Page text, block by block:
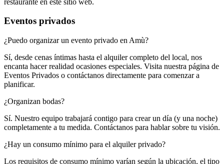
Eventos privados​​​​‌ ‍ ​‍​‍‌‍ ‌ ​‍‌‍‍‌‌‍‌ ‌‍‍‌‌‍ ‍​‍​‍​ ‍‍​‍​‍‌ ​ ‌‍​‌‌‍ ‍‌‍‍‌‌ ‌​‌ ‍‌​‍ ‍‌‍‍‌‌‍ ​‍​‍​‍ ​​‍​‍‌‍‍​‌ ​‍‌‍‌‌‌‍‌‍​‍​‍​ ‍‍​‍​‍‌‍‍​‌ ‌​‌ ‌​‌ ​​‌ ​ ​ ‍‍​‍ ​‍ ‌‍ ​​‍ ‌‌‍​‌‌‍ ‍‌‍‌​​‍ ‌‌ ​‍​‍ ‌‌‍‍​‌‍ ‌ ‌​‌‍‌‌‌‍ ​‌ ​ ​‍ ‌‌ ​ ‌ ‌​‌ ‌‌‌‍‌​‌‍‍‌‌‍ ​‍ ‍‌ ‌‍‌‍‌‌‌ ​‍‌‍​ ‌‍‌‌‌‍ ​​‍ ‍‌‍​‌‌ ​​‌ ​​​‍ ‌‍‍‌‌‍ ‍‌ ‌​‌‍‌‌‌‍ ‍‌ ‌​​‍ ‌‍‌‌‌‍‌​‌‍‍‌‌ ‌​​‍ ‌‍ ‌‌‍ ‌‍‌​‌‍‌‌​ ‌‌ ​​‌ ​‍‌‍‌‌‌ ​ ‌‍‌‌‌‍ ‍‌ ‌​‌‍​‌‌ ‌​‌‍‍‌‌‍ ‌‍ ‍​ ‍ ‌‍‍‌‌‍‌​​ ‌‌‍‌​​ ‌‌‌‍‌‌​ ‌ ​ ‌‌​ ​ ​ ‍‌​ ​ ​‍ ‌​ ​ ​ ‍‌‌‍‌​‌‍​‌​‍ ‌​ ‌​‌‍​ ​ ​‍​ ‌​​‍ ‌‌‍​‍​ ‌​‌‍‌‍​ ​ ​‍ ‌‌‍‌‌​ ‌ ​ ​​‌‍​ ‌‍​‌​ ‌ ​ ‍‌​ ​​​ ‌​​ ​​​ ‍​‌‍‌​​ ‍ ‌ ‌​‌ ‍‌‌ ​​‌‍‌‌​ ‌‌‍‍​‌‍ ‌ ‌​‌‍‌‌‌‍ ​‌‌​ ‌‍‍‌‌ ‌​‌‍‌‌‌‌​​‌‍​‌‌‍‌ ‌‍‌‌​ ‍ ‌ ​​‌‍​‌‌ ‌​‌‍‍​​ ‌‌ ​​‌‍​‌‌‍‌ ‌‍‌‌‌​​‍‌ ‌‌‌‍‍‌‌‍ ​‌‍‌​‌‍‌‌‌ ​‍​‍‌‌​ ‌‌‌​​‍‌‌ ‌‍‍ ‌‍‌‌‌ ‍‌​‍‌‌​ ​ ‌​‌​​‍‌‌​ ​ ‌​‌​​‍‌‌​ ​‍​ ​‍‌‍​‌​ ‌‌​ ​​‌‍‌‍‌‍‌​‌‍​ ​ ‍​‌‍‌‌​ ‌‍​ ‌​​ ‌​​ ​‍​‍‌‌​ ​‍​ ​‍​‍‌‌​ ‌‌‌​‌​​‍ ‍‌‍‌‍‌‍​‌‌ ​‌‌‌​ ‌‍‌‌‌‍​ ‌ ‌​‌‍‍‌‌‍ ‌‍ ‍‌ ​ ​‍‌‌​ ‌‌‌​​‍‌‌ ‌‍‍ ‌‍‌‌‌ ‍‌​‍‌‌​ ​ ‌​‌​​‍‌‌​ ​ ‌​‌​​‍‌‌​ ​‍​ ​‍​ ‌‌‌‍‌‍​ ‍​​ ‍‌‌‍‌‍‌‍‌‍‌‍‌‍‌‍​ ‌‍‌‌​ ​​​ ​‍‌‍​‌​‍‌‌​ ​‍​ ​‍​‍‌‌​ ‌‌‌​‌​​‍ ‍‌ ​ ‌‍‌‌‌‍​ ‌ ‌​‌‍‍‌‌‍ ‌‍ ‍‌‌‌​‌‍‍‌‌ ‌​‌‍ ​‌‍‌‌​ ‌‍​‍‌‍​‌‌ ​ ‌‍‌‌‌‌‌‌‌ ​‍‌‍ ​​ ‌‌‍‍​‌ ‌​‌ ‌​‌ ​​‌ ​ ​‍‌‌​ ​ ‌​​‌​‍‌‌​ ​‍‌​‌‍​‍‌‌​ ​‍‌​‌‍‌‍ ​​‍ ‌‌‍​‌‌‍ ‍‌‍‌​​‍ ‌‌ ​‍​‍ ‌‌‍‍​‌‍ ‌ ‌​‌‍‌‌‌‍ ​‌ ​ ​‍ ‌‌ ​ ‌ ‌​‌ ‌‌‌‍‌​‌‍‍‌‌‍ ​‍ ‍‌ ‌‍‌‍‌‌‌ ​‍‌‍​ ‌‍‌‌‌‍ ​​‍ ‍‌‍​‌‌ ​​‌ ​​​‍‌‍‌‍‍‌‌‍‌​​ ‌‌‍‌​​ ‌‌‌‍‌‌​ ‌ ​ ‌‌​ ​ ​ ‍‌​ ​ ​‍ ‌​ ​ ​ ‍‌‌‍‌​‌‍​‌​‍ ‌​ ‌​‌‍​ ​ ​‍​ ‌​​‍ ‌‌‍​‍​ ‌​‌‍‌‍​ ​ ​‍ ‌‌‍‌‌​ ‌ ​ ​​‌‍​ ‌‍​‌​ ‌ ​ ‍‌​ ​​​ ‌​​ ​​​ ‍​‌‍‌​​‍‌‍‌ ‌​‌ ‍‌‌ ​​‌‍‌‌​ ‌‌‍‍​‌‍ ‌ ‌​‌‍‌‌‌‍ ​‌‌​ ‌‍‍‌‌ ‌​‌‍‌‌‌‌​​‌‍​‌‌‍‌ ‌‍‌‌​‍‌‍‌ ​​‌‍​‌‌ ‌​‌‍‍​​ ‌‌ ​​‌‍​‌‌‍‌ ‌‍‌‌‌​​‍‌ ‌‌‌‍‍‌‌‍ ​‌‍‌​‌‍‌‌‌ ​‍​‍‌‌​ ‌‌‌​​‍‌‌ ‌‍‍ ‌‍‌‌‌ ‍‌​‍‌‌​ ​ ‌​‌​​‍‌‌​ ​ ‌​‌​​‍‌‌​ ​‍​ ​‍‌‍​‌​ ‌‌​ ​​‌‍‌‍‌‍‌​‌‍​ ​ ‍​‌‍‌‌​ ‌‍​ ‌​​ ‌​​ ​‍​‍‌‌​ ​‍​ ​‍​‍‌‌​ ‌‌‌​‌​​‍ ‍‌‍‌‍‌‍​‌‌ ​‌‌‌​ ‌‍‌‌‌‍​ ‌ ‌​‌‍‍‌‌‍ ‌‍ ‍‌ ​ ​‍‌‌​ ‌‌‌​​‍‌‌ ‌‍‍ ‌‍‌‌‌ ‍‌​‍‌‌​ ​ ‌​‌​​‍‌‌​ ​ ‌​‌​​‍‌‌​ ​‍​ ​‍​ ‌‌‌‍‌‍​ ‍​​ ‍‌‌‍‌‍‌‍‌‍‌‍‌‍‌‍​ ‌‍‌‌​ ​​​ ​‍‌‍​‌​‍‌‌​ ​‍​ ​‍​‍‌‌​ ‌‌‌​‌​​‍ ‍‌ ​ ‌‍‌‌‌‍​ ‌ ‌​‌‍‍‌‌‍ ‌‍ ‍‌‌‌​‌‍‍‌‌ ‌​‌‍ ​‌‍‌‌​‍‌‍‌ ​​‌‍‌‌‌ ​‍‌ ​ ‌ ​​‌‍‌‌‌‍​ ‌ ‌​‌‍‍‌‌ ‌‍‌‍‌‌​ ‌‌ ​​‌ ‌‌‌‍​‍‌‍ ​‌‍‍‌‌ ​ ‌‍‍​‌‍‌‌‌‍‌​​‍​‍‌ ‌
¿Puedo organizar un evento privado en Amù?​​​​‌ ‍ ​‍​‍‌‍ ‌ ​‍‌‍‍‌‌‍‌ ‌‍‍‌‌‍ ‍​‍​‍​ ‍‍​‍​‍‌ ​ ‌‍​‌‌‍ ‍‌‍‍‌‌ ‌​‌ ‍‌​‍ ‍‌‍‍‌‌‍ ​‍​‍​‍ ​​‍​‍‌‍‍​‌ ​‍‌‍‌‌‌‍‌‍​‍​‍​ ‍‍​‍​‍‌‍‍​‌ ‌​‌ ‌​‌ ​​‌ ​ ​ ‍‍​‍ ​‍ ‌‍ ​​‍ ‌‌‍​‌‌‍ ‍‌‍‌​​‍ ‌‌ ​‍​‍ ‌‌‍‍​‌‍ ‌ ‌​‌‍‌‌‌‍ ​‌ ​ ​‍ ‌‌ ​ ‌ ‌​‌ ‌‌‌‍‌​‌‍‍‌‌‍ ​‍ ‍‌ ‌‍‌‍‌‌‌ ​‍‌‍​ ‌‍‌‌‌‍ ​​‍ ‍‌‍​‌‌ ​​‌ ​​​‍ ‌‍‍‌‌‍ ‍‌ ‌​‌‍‌‌‌‍ ‍‌ ‌​​‍ ‌‍‌‌‌‍‌​‌‍‍‌‌ ‌​​‍ ‌‍ ‌‌‍ ‌‍‌​‌‍‌‌​ ‌‌ ​​‌ ​‍‌‍‌‌‌ ​ ‌‍‌‌‌‍ ‍‌ ‌​‌‍​‌‌ ‌​‌‍‍‌‌‍ ‌‍ ‍​ ‍ ‌‍‍‌‌‍‌​​ ‌‌‍​‍​ ​​​ ​‍‌‍​‍‌‍​‌​ ‌ ​ ‌​​ ​​​‍ ‌‌‍​ ‌‍​ ​ ​​​ ‌‍​‍ ‌​ ‌​​ ‍​​ ​‍​ ‌​​‍ ‌​ ‍​​ ‌‌‌‍​ ‌‍​‍​‍ ‌​ ​​​ ​‌‌‍‌‍‌‍‌​‌‍​‌‌‍​‍​ ​​​ ‍‌​ ‌‌​ ‌​‌‍​‌​ ‌‌​ ‍ ‌ ‌​‌ ‍‌‌ ​​‌‍‌‌​ ‌‌‍‍​‌‍ ‌ ‌​‌‍‌‌‌‍ ​‌​‌‍‌‍​‌‌ ​‌​ ‍ ‌ ​​‌‍​‌‌ ‌​‌‍‍​​ ‌‌ ​‌‌ ‌‌‌‍‌‌‌ ​ ‌ ‌​‌‍‍‌‌‍ ‌‍ ‍​ ‌‍​‍‌‍​‌‌ ​ ‌‍‌‌‌‌‌‌‌ ​‍‌‍ ​​ ‌‌‍‍​‌ ‌​‌ ‌​‌ ​​‌ ​ ​‍‌‌​ ​ ‌​​‌​‍‌‌​ ​‍‌​‌‍​‍‌‌​ ​‍‌​‌‍‌‍ ​​‍ ‌‌‍​‌‌‍ ‍‌‍‌​​‍ ‌‌ ​‍​‍ ‌‌‍‍​‌‍ ‌ ‌​‌‍‌‌‌‍ ​‌ ​ ​‍ ‌‌ ​ ‌ ‌​‌ ‌‌‌‍‌​‌‍‍‌‌‍ ​‍ ‍‌ ‌‍‌‍‌‌‌ ​‍‌‍​ ‌‍‌‌‌‍ ​​‍ ‍‌‍​‌‌ ​​‌ ​​​‍‌‍‌‍‍‌‌‍‌​​ ‌‌‍​‍​ ​​​ ​‍‌‍​‍‌‍​‌​ ‌ ​ ‌​​ ​​​‍ ‌‌‍​ ‌‍​ ​ ​​​ ‌‍​‍ ‌​ ‌​​ ‍​​ ​‍​ ‌​​‍ ‌​ ‍​​ ‌‌‌‍​ ‌‍​‍​‍ ‌​ ​​​ ​‌‌‍‌‍‌‍‌​‌‍​‌‌‍​‍​ ​​​ ‍‌​ ‌‌​ ‌​‌‍​‌​ ‌‌​‍‌‍‌ ‌​‌ ‍‌‌ ​​‌‍‌‌​ ‌‌‍‍​‌‍ ‌ ‌​‌‍‌‌‌‍ ​‌​‌‍‌‍​‌‌ ​‌​‍‌‍‌ ​​‌‍​‌‌ ‌​‌‍‍​​ ‌‌ ​‌‌ ‌‌‌‍‌‌‌ ​ ‌ ‌​‌‍‍‌‌‍ ‌‍ ‍​‍‌‍‌ ​​‌‍‌‌‌ ​‍‌ ​ ‌ ​​‌‍‌‌‌‍​ ‌ ‌​‌‍‍‌‌ ‌‍‌‍‌‌​ ‌‌ ​​‌ ‌‌‌‍​‍‌‍ ​‌‍‍‌‌ ​ ‌‍‍​‌‍‌‌‌‍‌​​‍​‍‌ ‌
Sí, desde cenas íntimas hasta el alquiler completo del local, nos
encanta hacer realidad ocasiones especiales. Visita nuestra página de
Eventos Privados o contáctanos directamente para comenzar a
planificar.​​​​‌ ‍ ​‍​‍‌‍ ‌ ​‍‌‍‍‌‌‍‌ ‌‍‍‌‌‍ ‍​‍​‍​ ‍‍​‍​‍‌ ​ ‌‍​‌‌‍ ‍‌‍‍‌‌ ‌​‌ ‍‌​‍ ‍‌‍‍‌‌‍ ​‍​‍​‍ ​​‍​‍‌‍‍​‌ ​‍‌‍‌‌‌‍‌‍​‍​‍​ ‍‍​‍​‍‌‍‍​‌ ‌​‌ ‌​‌ ​​‌ ​ ​ ‍‍​‍ ​‍ ‌‍ ​​‍ ‌‌‍​‌‌‍ ‍‌‍‌​​‍ ‌‌ ​‍​‍ ‌‌‍‍​‌‍ ‌ ‌​‌‍‌‌‌‍ ​‌ ​ ​‍ ‌‌ ​ ‌ ‌​‌ ‌‌‌‍‌​‌‍‍‌‌‍ ​‍ ‍‌ ‌‍‌‍‌‌‌ ​‍‌‍​ ‌‍‌‌‌‍ ​​‍ ‍‌‍​‌‌ ​​‌ ​​​‍ ‌‍‍‌‌‍ ‍‌ ‌​‌‍‌‌‌‍ ‍‌ ‌​​‍ ‌‍‌‌‌‍‌​‌‍‍‌‌ ‌​​‍ ‌‍ ‌‌‍ ‌‍‌​‌‍‌‌​ ‌‌ ​​‌ ​‍‌‍‌‌‌ ​ ‌‍‌‌‌‍ ‍‌ ‌​‌‍​‌‌ ‌​‌‍‍‌‌‍ ‌‍ ‍​ ‍ ‌‍‍‌‌‍‌​​ ‌‌‍​‍​ ​​​ ​‍‌‍​‍‌‍​‌​ ‌ ​ ‌​​ ​​​‍ ‌‌‍​ ‌‍​ ​ ​​​ ‌‍​‍ ‌​ ‌​​ ‍​​ ​‍​ ‌​​‍ ‌​ ‍​​ ‌‌‌‍​ ‌‍​‍​‍ ‌​ ​​​ ​‌‌‍‌‍‌‍‌​‌‍​‌‌‍​‍​ ​​​ ‍‌​ ‌‌​ ‌​‌‍​‌​ ‌‌​ ‍ ‌ ‌​‌ ‍‌‌ ​​‌‍‌‌​ ‌‌‍‍​‌‍ ‌ ‌​‌‍‌‌‌‍ ​‌​‌‍‌‍​‌‌ ​‌​ ‍ ‌ ​​‌‍​‌‌ ‌​‌‍‍​​ ‌‌‍​‌‌‍ ‍‌ ​ ‌ ‌ ‌‍‌‌‌ ​‍​‍‌‌​ ‌‌‌​​‍‌‌ ‌‍‍ ‌‍‌‌‌ ‍‌​‍‌‌​ ​ ‌​‌​​‍‌‌​ ​ ‌​‌​​‍‌‌​ ​‍​ ​‍‌‍‌‍‌‍​‍​ ‌​​ ‌‌​ ‌‍‌‍​‍​ ​‌‌‍‌​​ ​‌​ ‌‍​ ​‌​ ​‌​‍‌‌​ ​‍​ ​‍​‍‌‌​ ‌‌‌​‌​​‍ ‍‌‍​ ‌‍‍​‌‍‍‌‌‍ ​‌‍‌​‌ ​‍‌‍‌‌‌‍ ‍​‍‌‌​ ‌‌‌​​‍‌‌ ‌‍‍ ‌‍‌‌‌ ‍‌​‍‌‌​ ​ ‌​‌​​‍‌‌​ ​ ‌​‌​​‍‌‌​ ​‍​ ​‍‌‍‌‌​ ‌ ​ ‌‌‌‍‌‌‌‍‌‍​ ‍​‌‍‌‌‌‍‌‍‌‍‌‌‌‍​‌​ ‌‌​ ​‍​‍‌‌​ ​‍​ ​‍​‍‌‌​ ‌‌‌​‌​​‍ ‍‌ ‌​‌‍‌‌‌ ‍​‌ ‌​​ ‌‍​‍‌‍​‌‌ ​ ‌‍‌‌‌‌‌‌‌ ​‍‌‍ ​​ ‌‌‍‍​‌ ‌​‌ ‌​‌ ​​‌ ​ ​‍‌‌​ ​ ‌​​‌​‍‌‌​ ​‍‌​‌‍​‍‌‌​ ​‍‌​‌‍‌‍ ​​‍ ‌‌‍​‌‌‍ ‍‌‍‌​​‍ ‌‌ ​‍​‍ ‌‌‍‍​‌‍ ‌ ‌​‌‍‌‌‌‍ ​‌ ​ ​‍ ‌‌ ​ ‌ ‌​‌ ‌‌‌‍‌​‌‍‍‌‌‍ ​‍ ‍‌ ‌‍‌‍‌‌‌ ​‍‌‍​ ‌‍‌‌‌‍ ​​‍ ‍‌‍​‌‌ ​​‌ ​​​‍‌‍‌‍‍‌‌‍‌​​ ‌‌‍​‍​ ​​​ ​‍‌‍​‍‌‍​‌​ ‌ ​ ‌​​ ​​​‍ ‌‌‍​ ‌‍​ ​ ​​​ ‌‍​‍ ‌​ ‌​​ ‍​​ ​‍​ ‌​​‍ ‌​ ‍​​ ‌‌‌‍​ ‌‍​‍​‍ ‌​ ​​​ ​‌‌‍‌‍‌‍‌​‌‍​‌‌‍​‍​ ​​​ ‍‌​ ‌‌​ ‌​‌‍​‌​ ‌‌​‍‌‍‌ ‌​‌ ‍‌‌ ​​‌‍‌‌​ ‌‌‍‍​‌‍ ‌ ‌​‌‍‌‌‌‍ ​‌​‌‍‌‍​‌‌ ​‌​‍‌‍‌ ​​‌‍​‌‌ ‌​‌‍‍​​ ‌‌‍​‌‌‍ ‍‌ ​ ‌ ‌ ‌‍‌‌‌ ​‍​‍‌‌​ ‌‌‌​​‍‌‌ ‌‍‍ ‌‍‌‌‌ ‍‌​‍‌‌​ ​ ‌​‌​​‍‌‌​ ​ ‌​‌​​‍‌‌​ ​‍​ ​‍‌‍‌‍‌‍​‍​ ‌​​ ‌‌​ ‌‍‌‍​‍​ ​‌‌‍‌​​ ​‌​ ‌‍​ ​‌​ ​‌​‍‌‌​ ​‍​ ​‍​‍‌‌​ ‌‌‌​‌​​‍ ‍‌‍​ ‌‍‍​‌‍‍‌‌‍ ​‌‍‌​‌ ​‍‌‍‌‌‌‍ ‍​‍‌‌​ ‌‌‌​​‍‌‌ ‌‍‍ ‌‍‌‌‌ ‍‌​‍‌‌​ ​ ‌​‌​​‍‌‌​ ​ ‌​‌​​‍‌‌​ ​‍​ ​‍‌‍‌‌​ ‌ ​ ‌‌‌‍‌‌‌‍‌‍​ ‍​‌‍‌‌‌‍‌‍‌‍‌‌‌‍​‌​ ‌‌​ ​‍​‍‌‌​ ​‍​ ​‍​‍‌‌​ ‌‌‌​‌​​‍ ‍‌ ‌​‌‍‌‌‌ ‍​‌ ‌​​‍‌‍‌ ​​‌‍‌‌‌ ​‍‌ ​ ‌ ​​‌‍‌‌‌‍​ ‌ ‌​‌‍‍‌‌ ‌‍‌‍‌‌​ ‌‌ ​​‌ ‌‌‌‍​‍‌‍ ​‌‍‍‌‌ ​ ‌‍‍​‌‍‌‌‌‍‌​​‍​‍‌ ‌
¿Organizan bodas?​​​​‌ ‍ ​‍​‍‌‍ ‌ ​‍‌‍‍‌‌‍‌ ‌‍‍‌‌‍ ‍​‍​‍​ ‍‍​‍​‍‌ ​ ‌‍​‌‌‍ ‍‌‍‍‌‌ ‌​‌ ‍‌​‍ ‍‌‍‍‌‌‍ ​‍​‍​‍ ​​‍​‍‌‍‍​‌ ​‍‌‍‌‌‌‍‌‍​‍​‍​ ‍‍​‍​‍‌‍‍​‌ ‌​‌ ‌​‌ ​​‌ ​ ​ ‍‍​‍ ​‍ ‌‍ ​​‍ ‌‌‍​‌‌‍ ‍‌‍‌​​‍ ‌‌ ​‍​‍ ‌‌‍‍​‌‍ ‌ ‌​‌‍‌‌‌‍ ​‌ ​ ​‍ ‌‌ ​ ‌ ‌​‌ ‌‌‌‍‌​‌‍‍‌‌‍ ​‍ ‍‌ ‌‍‌‍‌‌‌ ​‍‌‍​ ‌‍‌‌‌‍ ​​‍ ‍‌‍​‌‌ ​​‌ ​​​‍ ‌‍‍‌‌‍ ‍‌ ‌​‌‍‌‌‌‍ ‍‌ ‌​​‍ ‌‍‌‌‌‍‌​‌‍‍‌‌ ‌​​‍ ‌‍ ‌‌‍ ‌‍‌​‌‍‌‌​ ‌‌ ​​‌ ​‍‌‍‌‌‌ ​ ‌‍‌‌‌‍ ‍‌ ‌​‌‍​‌‌ ‌​‌‍‍‌‌‍ ‌‍ ‍​ ‍ ‌‍‍‌‌‍‌​​ ‌​ ‍​​ ​ ​ ‍​​ ‌​​ ​‍​ ‌ ​ ​ ‌‍‌​​‍ ‌‌‍​ ​ ‌‍​ ​​​ ‍​​‍ ‌​ ‌​‌‍‌‍​ ‌‍​ ​‍​‍ ‌‌‍​‍‌‍​‍​ ‌ ​ ​‍​‍ ‌​ ‍‌​ ‌‍​ ​​‌‍​‍‌‍​‌​ ‍‌​ ‍​​ ‌‌​ ​‌​ ​‍‌‍​‌​ ​​​ ‍ ‌ ‌​‌ ‍‌‌ ​​‌‍‌‌​ ‌‌‍‍​‌‍ ‌ ‌​‌‍‌‌‌‍ ​‌​‌‍‌‍​‌‌ ​‌​ ‍ ‌ ​​‌‍​‌‌ ‌​‌‍‍​​ ‌‌ ​‌‌ ‌‌‌‍‌‌‌ ​ ‌ ‌​‌‍‍‌‌‍ ‌‍ ‍​ ‌‍​‍‌‍​‌‌ ​ ‌‍‌‌‌‌‌‌‌ ​‍‌‍ ​​ ‌‌‍‍​‌ ‌​‌ ‌​‌ ​​‌ ​ ​‍‌‌​ ​ ‌​​‌​‍‌‌​ ​‍‌​‌‍​‍‌‌​ ​‍‌​‌‍‌‍ ​​‍ ‌‌‍​‌‌‍ ‍‌‍‌​​‍ ‌‌ ​‍​‍ ‌‌‍‍​‌‍ ‌ ‌​‌‍‌‌‌‍ ​‌ ​ ​‍ ‌‌ ​ ‌ ‌​‌ ‌‌‌‍‌​‌‍‍‌‌‍ ​‍ ‍‌ ‌‍‌‍‌‌‌ ​‍‌‍​ ‌‍‌‌‌‍ ​​‍ ‍‌‍​‌‌ ​​‌ ​​​‍‌‍‌‍‍‌‌‍‌​​ ‌​ ‍​​ ​ ​ ‍​​ ‌​​ ​‍​ ‌ ​ ​ ‌‍‌​​‍ ‌‌‍​ ​ ‌‍​ ​​​ ‍​​‍ ‌​ ‌​‌‍‌‍​ ‌‍​ ​‍​‍ ‌‌‍​‍‌‍​‍​ ‌ ​ ​‍​‍ ‌​ ‍‌​ ‌‍​ ​​‌‍​‍‌‍​‌​ ‍‌​ ‍​​ ‌‌​ ​‌​ ​‍‌‍​‌​ ​​​‍‌‍‌ ‌​‌ ‍‌‌ ​​‌‍‌‌​ ‌‌‍‍​‌‍ ‌ ‌​‌‍‌‌‌‍ ​‌​‌‍‌‍​‌‌ ​‌​‍‌‍‌ ​​‌‍​‌‌ ‌​‌‍‍​​ ‌‌ ​‌‌ ‌‌‌‍‌‌‌ ​ ‌ ‌​‌‍‍‌‌‍ ‌‍ ‍​‍‌‍‌ ​​‌‍‌‌‌ ​‍‌ ​ ‌ ​​‌‍‌‌‌‍​ ‌ ‌​‌‍‍‌‌ ‌‍‌‍‌‌​ ‌‌ ​​‌ ‌‌‌‍​‍‌‍ ​‌‍‍‌‌ ​ ‌‍‍​‌‍‌‌‌‍‌​​‍​‍‌ ‌
Sí. Nuestro equipo trabajará contigo para crear un día (y una noche)
completamente a tu medida. Contáctanos para hablar sobre tu visión.​​​​‌ ‍ ​‍​‍‌‍ ‌ ​‍‌‍‍‌‌‍‌ ‌‍‍‌‌‍ ‍​‍​‍​ ‍‍​‍​‍‌ ​ ‌‍​‌‌‍ ‍‌‍‍‌‌ ‌​‌ ‍‌​‍ ‍‌‍‍‌‌‍ ​‍​‍​‍ ​​‍​‍‌‍‍​‌ ​‍‌‍‌‌‌‍‌‍​‍​‍​ ‍‍​‍​‍‌‍‍​‌ ‌​‌ ‌​‌ ​​‌ ​ ​ ‍‍​‍ ​‍ ‌‍ ​​‍ ‌‌‍​‌‌‍ ‍‌‍‌​​‍ ‌‌ ​‍​‍ ‌‌‍‍​‌‍ ‌ ‌​‌‍‌‌‌‍ ​‌ ​ ​‍ ‌‌ ​ ‌ ‌​‌ ‌‌‌‍‌​‌‍‍‌‌‍ ​‍ ‍‌ ‌‍‌‍‌‌‌ ​‍‌‍​ ‌‍‌‌‌‍ ​​‍ ‍‌‍​‌‌ ​​‌ ​​​‍ ‌‍‍‌‌‍ ‍‌ ‌​‌‍‌‌‌‍ ‍‌ ‌​​‍ ‌‍‌‌‌‍‌​‌‍‍‌‌ ‌​​‍ ‌‍ ‌‌‍ ‌‍‌​‌‍‌‌​ ‌‌ ​​‌ ​‍‌‍‌‌‌ ​ ‌‍‌‌‌‍ ‍‌ ‌​‌‍​‌‌ ‌​‌‍‍‌‌‍ ‌‍ ‍​ ‍ ‌‍‍‌‌‍‌​​ ‌​ ‍​​ ​ ​ ‍​​ ‌​​ ​‍​ ‌ ​ ​ ‌‍‌​​‍ ‌‌‍​ ​ ‌‍​ ​​​ ‍​​‍ ‌​ ‌​‌‍‌‍​ ‌‍​ ​‍​‍ ‌‌‍​‍‌‍​‍​ ‌ ​ ​‍​‍ ‌​ ‍‌​ ‌‍​ ​​‌‍​‍‌‍​‌​ ‍‌​ ‍​​ ‌‌​ ​‌​ ​‍‌‍​‌​ ​​​ ‍ ‌ ‌​‌ ‍‌‌ ​​‌‍‌‌​ ‌‌‍‍​‌‍ ‌ ‌​‌‍‌‌‌‍ ​‌​‌‍‌‍​‌‌ ​‌​ ‍ ‌ ​​‌‍​‌‌ ‌​‌‍‍​​ ‌‌‍​‌‌‍ ‍‌ ​ ‌ ‌ ‌‍‌‌‌ ​‍​‍‌‌​ ‌‌‌​​‍‌‌ ‌‍‍ ‌‍‌‌‌ ‍‌​‍‌‌​ ​ ‌​‌​​‍‌‌​ ​ ‌​‌​​‍‌‌​ ​‍​ ​‍​ ‌‍​ ​‌‌‍​‌​ ‌​​ ‍‌​ ‌​​ ​‌‌‍‌‌​ ​​​ ​ ‌‍​ ​ ​​​‍‌‌​ ​‍​ ​‍​‍‌‌​ ‌‌‌​‌​​‍ ‍‌‍​ ‌‍‍​‌‍‍‌‌‍ ​‌‍‌​‌ ​‍‌‍‌‌‌‍ ‍​‍‌‌​ ‌‌‌​​‍‌‌ ‌‍‍ ‌‍‌‌‌ ‍‌​‍‌‌​ ​ ‌​‌​​‍‌‌​ ​ ‌​‌​​‍‌‌​ ​‍​ ​‍‌‍​ ​ ​ ​ ​‍​ ‌‌​ ‌ ​ ‌‌​ ‌ ​ ​ ‌‍​ ‌‍‌‍​ ‍​​ ‌​​‍‌‌​ ​‍​ ​‍​‍‌‌​ ‌‌‌​‌​​‍ ‍‌ ‌​‌‍‌‌‌ ‍​‌ ‌​​ ‌‍​‍‌‍​‌‌ ​ ‌‍‌‌‌‌‌‌‌ ​‍‌‍ ​​ ‌‌‍‍​‌ ‌​‌ ‌​‌ ​​‌ ​ ​‍‌‌​ ​ ‌​​‌​‍‌‌​ ​‍‌​‌‍​‍‌‌​ ​‍‌​‌‍‌‍ ​​‍ ‌‌‍​‌‌‍ ‍‌‍‌​​‍ ‌‌ ​‍​‍ ‌‌‍‍​‌‍ ‌ ‌​‌‍‌‌‌‍ ​‌ ​ ​‍ ‌‌ ​ ‌ ‌​‌ ‌‌‌‍‌​‌‍‍‌‌‍ ​‍ ‍‌ ‌‍‌‍‌‌‌ ​‍‌‍​ ‌‍‌‌‌‍ ​​‍ ‍‌‍​‌‌ ​​‌ ​​​‍‌‍‌‍‍‌‌‍‌​​ ‌​ ‍​​ ​ ​ ‍​​ ‌​​ ​‍​ ‌ ​ ​ ‌‍‌​​‍ ‌‌‍​ ​ ‌‍​ ​​​ ‍​​‍ ‌​ ‌​‌‍‌‍​ ‌‍​ ​‍​‍ ‌‌‍​‍‌‍​‍​ ‌ ​ ​‍​‍ ‌​ ‍‌​ ‌‍​ ​​‌‍​‍‌‍​‌​ ‍‌​ ‍​​ ‌‌​ ​‌​ ​‍‌‍​‌​ ​​​‍‌‍‌ ‌​‌ ‍‌‌ ​​‌‍‌‌​ ‌‌‍‍​‌‍ ‌ ‌​‌‍‌‌‌‍ ​‌​‌‍‌‍​‌‌ ​‌​‍‌‍‌ ​​‌‍​‌‌ ‌​‌‍‍​​ ‌‌‍​‌‌‍ ‍‌ ​ ‌ ‌ ‌‍‌‌‌ ​‍​‍‌‌​ ‌‌‌​​‍‌‌ ‌‍‍ ‌‍‌‌‌ ‍‌​‍‌‌​ ​ ‌​‌​​‍‌‌​ ​ ‌​‌​​‍‌‌​ ​‍​ ​‍​ ‌‍​ ​‌‌‍​‌​ ‌​​ ‍‌​ ‌​​ ​‌‌‍‌‌​ ​​​ ​ ‌‍​ ​ ​​​‍‌‌​ ​‍​ ​‍​‍‌‌​ ‌‌‌​‌​​‍ ‍‌‍​ ‌‍‍​‌‍‍‌‌‍ ​‌‍‌​‌ ​‍‌‍‌‌‌‍ ‍​‍‌‌​ ‌‌‌​​‍‌‌ ‌‍‍ ‌‍‌‌‌ ‍‌​‍‌‌​ ​ ‌​‌​​‍‌‌​ ​ ‌​‌​​‍‌‌​ ​‍​ ​‍‌‍​ ​ ​ ​ ​‍​ ‌‌​ ‌ ​ ‌‌​ ‌ ​ ​ ‌‍​ ‌‍‌‍​ ‍​​ ‌​​‍‌‌​ ​‍​ ​‍​‍‌‌​ ‌‌‌​‌​​‍ ‍‌ ‌​‌‍‌‌‌ ‍​‌ ‌​​‍‌‍‌ ​​‌‍‌‌‌ ​‍‌ ​ ‌ ​​‌‍‌‌‌‍​ ‌ ‌​‌‍‍‌‌ ‌‍‌‍‌‌​ ‌‌ ​​‌ ‌‌‌‍​‍‌‍ ​‌‍‍‌‌ ​ ‌‍‍​‌‍‌‌‌‍‌​​‍​‍‌ ‌
¿Hay un consumo mínimo para el alquiler privado?​​​​‌ ‍ ​‍​‍‌‍ ‌ ​‍‌‍‍‌‌‍‌ ‌‍‍‌‌‍ ‍​‍​‍​ ‍‍​‍​‍‌ ​ ‌‍​‌‌‍ ‍‌‍‍‌‌ ‌​‌ ‍‌​‍ ‍‌‍‍‌‌‍ ​‍​‍​‍ ​​‍​‍‌‍‍​‌ ​‍‌‍‌‌‌‍‌‍​‍​‍​ ‍‍​‍​‍‌‍‍​‌ ‌​‌ ‌​‌ ​​‌ ​ ​ ‍‍​‍ ​‍ ‌‍ ​​‍ ‌‌‍​‌‌‍ ‍‌‍‌​​‍ ‌‌ ​‍​‍ ‌‌‍‍​‌‍ ‌ ‌​‌‍‌‌‌‍ ​‌ ​ ​‍ ‌‌ ​ ‌ ‌​‌ ‌‌‌‍‌​‌‍‍‌‌‍ ​‍ ‍‌ ‌‍‌‍‌‌‌ ​‍‌‍​ ‌‍‌‌‌‍ ​​‍ ‍‌‍​‌‌ ​​‌ ​​​‍ ‌‍‍‌‌‍ ‍‌ ‌​‌‍‌‌‌‍ ‍‌ ‌​​‍ ‌‍‌‌‌‍‌​‌‍‍‌‌ ‌​​‍ ‌‍ ‌‌‍ ‌‍‌​‌‍‌‌​ ‌‌ ​​‌ ​‍‌‍‌‌‌ ​ ‌‍‌‌‌‍ ‍‌ ‌​‌‍​‌‌ ‌​‌‍‍‌‌‍ ‌‍ ‍​ ‍ ‌‍‍‌‌‍‌​​ ‌‌‍​ ​ ‌ ​ ‌​‌‍​‌​ ‍‌‌‍‌‍​ ‌​‌‍‌​​‍ ‌​ ‌​​ ​‌​ ‌ ​ ‍​​‍ ‌​ ‌​​ ​‍‌‍​ ​ ‌​​‍ ‌​ ‍​​ ‍​​ ​ ‌‍‌‍​‍ ‌​ ​​​ ‍​‌‍‌​​ ‍​​ ‍‌‌‍​ ​ ‍‌​ ‌ ‌‍‌‍​ ‍​‌‍​‍​ ​ ​ ‍ ‌ ‌​‌ ‍‌‌ ​​‌‍‌‌​ ‌‌‍‍​‌‍ ‌ ‌​‌‍‌‌‌‍ ​‌​‌‍‌‍​‌‌ ​‌​ ‍ ‌ ​​‌‍​‌‌ ‌​‌‍‍​​ ‌‌ ​‌‌ ‌‌‌‍‌‌‌ ​ ‌ ‌​‌‍‍‌‌‍ ‌‍ ‍​ ‌‍​‍‌‍​‌‌ ​ ‌‍‌‌‌‌‌‌‌ ​‍‌‍ ​​ ‌‌‍‍​‌ ‌​‌ ‌​‌ ​​‌ ​ ​‍‌‌​ ​ ‌​​‌​‍‌‌​ ​‍‌​‌‍​‍‌‌​ ​‍‌​‌‍‌‍ ​​‍ ‌‌‍​‌‌‍ ‍‌‍‌​​‍ ‌‌ ​‍​‍ ‌‌‍‍​‌‍ ‌ ‌​‌‍‌‌‌‍ ​‌ ​ ​‍ ‌‌ ​ ‌ ‌​‌ ‌‌‌‍‌​‌‍‍‌‌‍ ​‍ ‍‌ ‌‍‌‍‌‌‌ ​‍‌‍​ ‌‍‌‌‌‍ ​​‍ ‍‌‍​‌‌ ​​‌ ​​​‍‌‍‌‍‍‌‌‍‌​​ ‌‌‍​ ​ ‌ ​ ‌​‌‍​‌​ ‍‌‌‍‌‍​ ‌​‌‍‌​​‍ ‌​ ‌​​ ​‌​ ‌ ​ ‍​​‍ ‌​ ‌​​ ​‍‌‍​ ​ ‌​​‍ ‌​ ‍​​ ‍​​ ​ ‌‍‌‍​‍ ‌​ ​​​ ‍​‌‍‌​​ ‍​​ ‍‌‌‍​ ​ ‍‌​ ‌ ‌‍‌‍​ ‍​‌‍​‍​ ​ ​‍‌‍‌ ‌​‌ ‍‌‌ ​​‌‍‌‌​ ‌‌‍‍​‌‍ ‌ ‌​‌‍‌‌‌‍ ​‌​‌‍‌‍​‌‌ ​‌​‍‌‍‌ ​​‌‍​‌‌ ‌​‌‍‍​​ ‌‌ ​‌‌ ‌‌‌‍‌‌‌ ​ ‌ ‌​‌‍‍‌‌‍ ‌‍ ‍​‍‌‍‌ ​​‌‍‌‌‌ ​‍‌ ​ ‌ ​​‌‍‌‌‌‍​ ‌ ‌​‌‍‍‌‌ ‌‍‌‍‌‌​ ‌‌ ​​‌ ‌‌‌‍​‍‌‍ ​‌‍‍‌‌ ​ ‌‍‍​‌‍‌‌‌‍‌​​‍​‍‌ ‌
Los requisitos de consumo mínimo varían según la ubicación, el tipo